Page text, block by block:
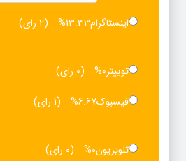
اینستاگرام13.33% (2 رای)
توییتر0%
(0 رای)
فیسبوک6.67% (1 رای)
تلویزیون0%
(0 رای)